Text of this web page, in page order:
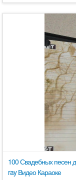
100 Свадебных песен
ray Видео Караоке